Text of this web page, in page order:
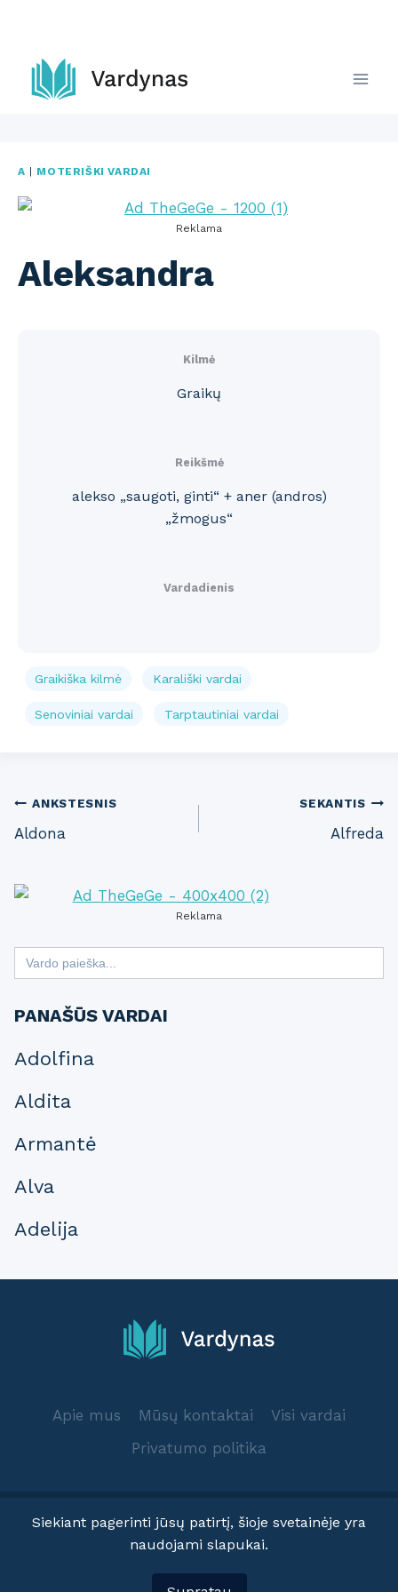
content
A | MOTERIŠKI VARDAI
Reklama
Aleksandra
Kilmė
Graikų
Reikšmė
alekso „saugoti, ginti“ + aner (andros)
„žmogus“
Vardadienis
Graikiška kilmė Karališki vardai
Senoviniai vardai Tarptautiniai vardai
Post
navigation
ANKSTESNIS
Aldona
SEKANTIS
Alfreda
Reklama
Search
for:
PANAŠŪS VARDAI
Adolfina
Aldita
Armantė
Alva
Adelija
Apie mus Mūsų kontaktai
Visi vardai
Privatumo politika
© 2025 Vardynas.info
Siekiant pagerinti jūsų patirtį, šioje svetainėje yra
naudojami slapukai.